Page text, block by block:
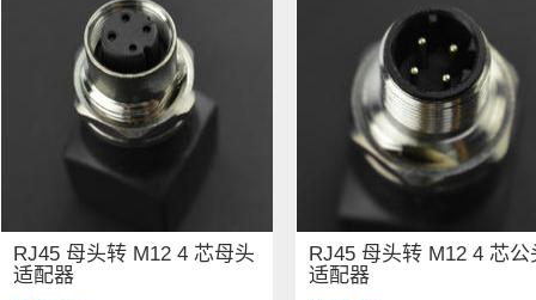
RJ45 母头转 M12 4 芯母头
适配器
RJ45 母头转 M12 4 芯公
适配器